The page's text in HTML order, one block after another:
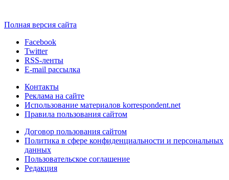
Полная версия сайта
Facebook
Twitter
RSS-ленты
E-mail рассылка
Контакты
Реклама на сайте
Использование материалов korrespondent.net
Правила пользования сайтом
Договор пользования сайтом
Политика в сфере конфиденциальности и персональных
данных
Пользовательское соглашение
Редакция